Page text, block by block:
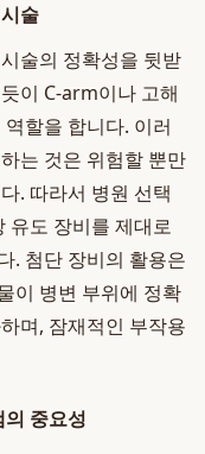
술
술의 정확성을 뒷받
이 C-arm이나 고해
할을 합니다. 이러
는 것은 위험할 뿐만
. 따라서 병원 선택
유도 장비를 제대로
. 첨단 장비의 활용은
이 병변 부위에 정확
며, 잠재적인 부작용
중요성